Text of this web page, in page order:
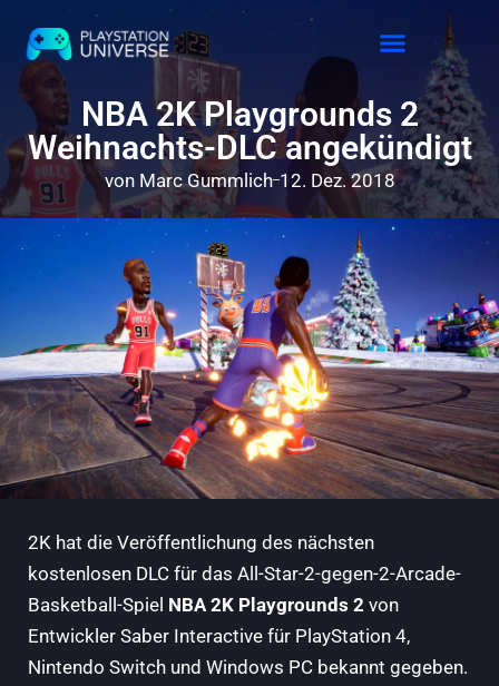
NBA 2K Playgrounds 2
Weihnachts-DLC angekündigt
von Marc Gummlich 12. Dez. 2018
2K hat die Veröffentlichung des nächsten
kostenlosen DLC für das All-Star-2-gegen-2-Arcade-
Basketball-Spiel NBA 2K Playgrounds 2 von
Entwickler Saber Interactive für PlayStation 4,
Nintendo Switch und Windows PC bekannt gegeben.